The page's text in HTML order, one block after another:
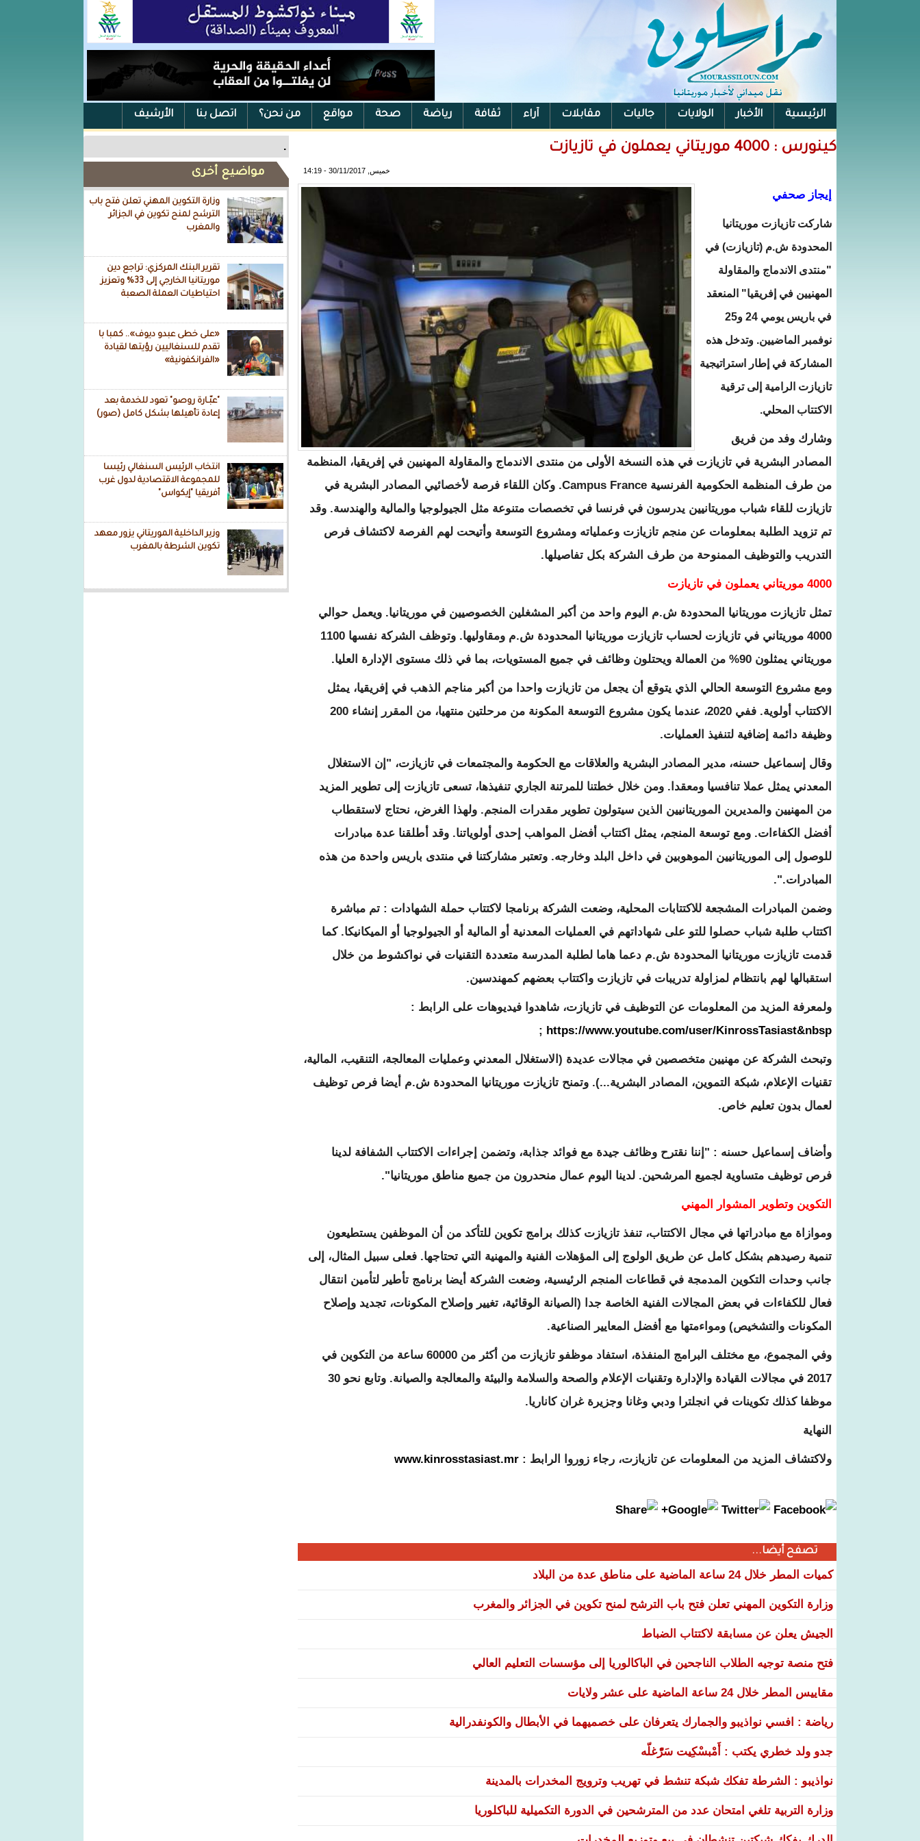
الرئيسية الأخبار الولايات جاليات مقابلات آراء ثقافة رياضة صحة مواقع من نحن؟ اتصل بنا الأرشيف
الفيس بوك .
مواضيع أخرى
وزارة التكوين المهني تعلن فتح باب
الترشح لمنح تكوين في الجزائر
والمغرب
تقرير البنك المركزي: تراجع دين
موريتانيا الخارجي إلى 33% وتعزيز
احتياطيات العملة الصعبة
«على خطى عبدو ديوف».. كمبا با
تقدم للسنغاليين رؤيتها لقيادة
«الفرانكفونية»
"عبّـارة روصو" تعود للخدمة بعد
إعادة تأهيلها بشكل كامل (صور)
انتخاب الرئيس السنغالي رئيسا
للمجموعة الاقتصادية لدول غرب
أفريقيا "إيكواس"
وزير الداخلية الموريتاني يزور معهد
تكوين الشرطة بالمغرب
كينورس : 4000 موريتاني يعملون في تازيازت
خميس, 30/11/2017 - 14:19
إيجاز صحفي
شاركت تازيازت موريتانيا
المحدودة ش.م (تازيازت) في
"منتدى الاندماج والمقاولة
المهنيين في إفريقيا" المنعقد
في باريس يومي 24 و25
نوفمبر الماضيين. وتدخل هذه
المشاركة في إطار استراتيجية
تازيازت الرامية إلى ترقية
الاكتتاب المحلي.
وشارك وفد من فريق
المصادر البشرية في تازيازت في هذه النسخة الأولى من منتدى الاندماج والمقاولة المهنيين في إفريقيا، المنظمة
من طرف المنظمة الحكومية الفرنسية Campus France. وكان اللقاء فرصة لأخصائيي المصادر البشرية في
تازيازت للقاء شباب موريتانيين يدرسون في فرنسا في تخصصات متنوعة مثل الجيولوجيا والمالية والهندسة. وقد
تم تزويد الطلبة بمعلومات عن منجم تازيازت وعملياته ومشروع التوسعة وأتيحت لهم الفرصة لاكتشاف فرص
التدريب والتوظيف الممنوحة من طرف الشركة بكل تفاصيلها.
4000 موريتاني يعملون في تازيازت
تمثل تازيازت موريتانيا المحدودة ش.م اليوم واحد من أكبر المشغلين الخصوصيين في موريتانيا. ويعمل حوالي
4000 موريتاني في تازيازت لحساب تازيازت موريتانيا المحدودة ش.م ومقاوليها. وتوظف الشركة نفسها 1100
موريتاني يمثلون 90% من العمالة ويحتلون وظائف في جميع المستويات، بما في ذلك مستوى الإدارة العليا.
ومع مشروع التوسعة الحالي الذي يتوقع أن يجعل من تازيازت واحدا من أكبر مناجم الذهب في إفريقيا، يمثل
الاكتتاب أولوية. ففي 2020، عندما يكون مشروع التوسعة المكونة من مرحلتين منتهيا، من المقرر إنشاء 200
وظيفة دائمة إضافية لتنفيذ العمليات.
وقال إسماعيل حسنه، مدير المصادر البشرية والعلاقات مع الحكومة والمجتمعات في تازيازت، "إن الاستغلال
المعدني يمثل عملا تنافسيا ومعقدا. ومن خلال خطتنا للمرتنة الجاري تنفيذها، تسعى تازيازت إلى تطوير المزيد
من المهنيين والمديرين الموريتانيين الذين سيتولون تطوير مقدرات المنجم. ولهذا الغرض، نحتاج لاستقطاب
أفضل الكفاءات. ومع توسعة المنجم، يمثل اكتتاب أفضل المواهب إحدى أولوياتنا. وقد أطلقنا عدة مبادرات
للوصول إلى الموريتانيين الموهوبين في داخل البلد وخارجه. وتعتبر مشاركتنا في منتدى باريس واحدة من هذه
المبادرات.".
وضمن المبادرات المشجعة للاكتتابات المحلية، وضعت الشركة برنامجا لاكتتاب حملة الشهادات : تم مباشرة
اكتتاب طلبة شباب حصلوا للتو على شهاداتهم في العمليات المعدنية أو المالية أو الجيولوجيا أو الميكانيكا. كما
قدمت تازيازت موريتانيا المحدودة ش.م دعما هاما لطلبة المدرسة متعددة التقنيات في نواكشوط من خلال
استقبالها لهم بانتظام لمزاولة تدريبات في تازيازت واكتتاب بعضهم كمهندسين.
ولمعرفة المزيد من المعلومات عن التوظيف في تازيازت، شاهدوا فيديوهات على الرابط :
https://www.youtube.com/user/KinrossTasiast&nbsp
;
وتبحث الشركة عن مهنيين متخصصين في مجالات عديدة (الاستغلال المعدني وعمليات المعالجة، التنقيب، المالية،
تقنيات الإعلام، شبكة التموين، المصادر البشرية...). وتمنح تازيازت موريتانيا المحدودة ش.م أيضا فرص توظيف
لعمال بدون تعليم خاص.
وأضاف إسماعيل حسنه : "إننا نقترح وظائف جيدة مع فوائد جذابة، وتضمن إجراءات الاكتتاب الشفافة لدينا
فرص توظيف متساوية لجميع المرشحين. لدينا اليوم عمال منحدرون من جميع مناطق موريتانيا".
التكوين وتطوير المشوار المهني
وموازاة مع مبادراتها في مجال الاكتتاب، تنفذ تازيازت كذلك برامج تكوين للتأكد من أن الموظفين يستطيعون
تنمية رصيدهم بشكل كامل عن طريق الولوج إلى المؤهلات الفنية والمهنية التي تحتاجها. فعلى سبيل المثال، إلى
جانب وحدات التكوين المدمجة في قطاعات المنجم الرئيسية، وضعت الشركة أيضا برنامج تأطير لتأمين انتقال
فعال للكفاءات في بعض المجالات الفنية الخاصة جدا (الصيانة الوقائية، تغيير وإصلاح المكونات، تجديد وإصلاح
المكونات والتشخيص) ومواءمتها مع أفضل المعايير الصناعية.
وفي المجموع، مع مختلف البرامج المنفذة، استفاد موظفو تازيازت من أكثر من 60000 ساعة من التكوين في
2017 في مجالات القيادة والإدارة وتقنيات الإعلام والصحة والسلامة والبيئة والمعالجة والصيانة. وتابع نحو 30
موظفا كذلك تكوينات في انجلترا ودبي وغانا وجزيرة غران كاناريا.
النهاية
ولاكتشاف المزيد من المعلومات عن تازيازت، رجاء زوروا الرابط : www.kinrosstasiast.mr
تصفح أيضا...
كميات المطر خلال 24 ساعة الماضية على مناطق عدة من البلاد
وزارة التكوين المهني تعلن فتح باب الترشح لمنح تكوين في الجزائر والمغرب
الجيش يعلن عن مسابقة لاكتتاب الضباط
فتح منصة توجيه الطلاب الناجحين في الباكالوريا إلى مؤسسات التعليم العالي
مقاييس المطر خلال 24 ساعة الماضية على عشر ولايات
رياضة : افسي نواذيبو والجمارك يتعرفان على خصميهما في الأبطال والكونفدرالية
جدو ولد خطري يكتب : أَمْبسْكِيت سَرّْغلّه
نواذيبو : الشرطة تفكك شبكة تنشط في تهريب وترويج المخدرات بالمدينة
وزارة التربية تلغي امتحان عدد من المترشحين في الدورة التكميلية للباكلوريا